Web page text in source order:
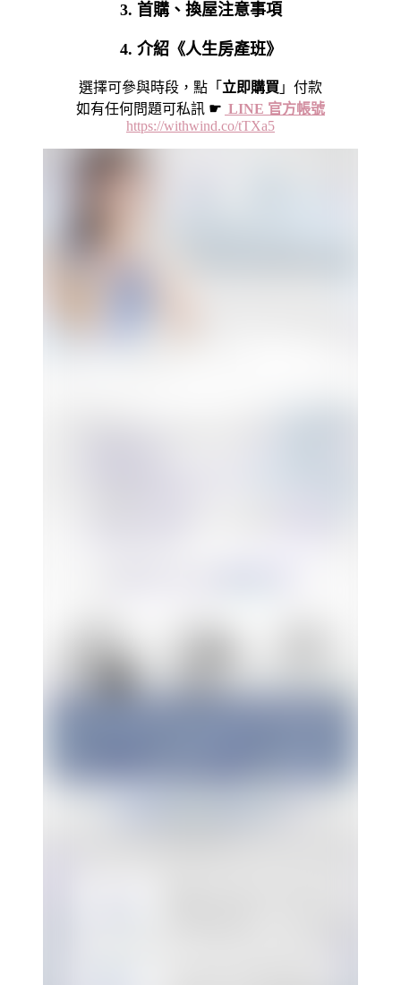
3. 首購、換屋注意事項
4. 介紹《人生房產班》
選擇可參與時段， 點「 立即購買 」付款
如有任何問題可私訊 ☛ LINE 官方帳號
https://withwind.co/tTXa5